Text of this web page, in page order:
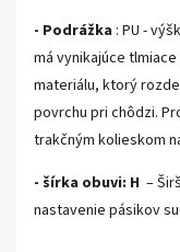
- Podrážka : PU -
má vynikajúce
materiálu, ktorý
povrchu pri chôdzi.
trakčným kolieskom
- šírka obuvi: H –
nastavenie pásikov